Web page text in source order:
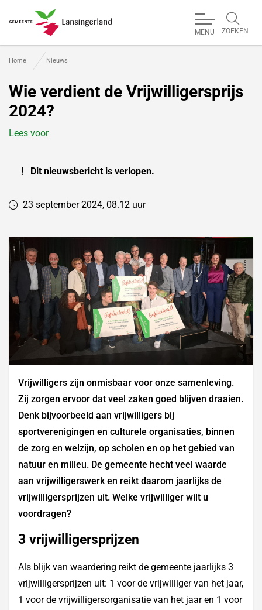
MENU ZOEKEN
Home Nieuws
Wie verdient de Vrijwilligersprijs
2024?
Lees voor
Dit nieuwsbericht is verlopen.
23 september 2024, 08.12 uur
Vrijwilligers zijn onmisbaar voor onze samenleving.
Zij zorgen ervoor dat veel zaken goed blijven draaien.
Denk bijvoorbeeld aan vrijwilligers bij
sportverenigingen en culturele organisaties, binnen
de zorg en welzijn, op scholen en op het gebied van
natuur en milieu. De gemeente hecht veel waarde
aan vrijwilligerswerk en reikt daarom jaarlijks de
vrijwilligersprijzen uit. Welke vrijwilliger wilt u
voordragen?
3 vrijwilligersprijzen
Als blijk van waardering reikt de gemeente jaarlijks 3
vrijwilligersprijzen uit: 1 voor de vrijwilliger van het jaar,
1 voor de vrijwilligersorganisatie van het jaar en 1 voor